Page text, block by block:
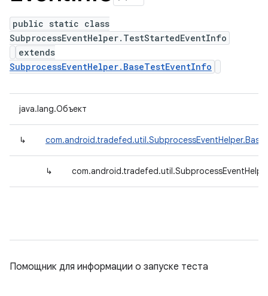
public static class
SubprocessEventHelper.TestStartedEventInfo
extends
SubprocessEventHelper.BaseTestEventInfo
java.lang.Объект
↳
↳
Помощник для информации о запуске теста